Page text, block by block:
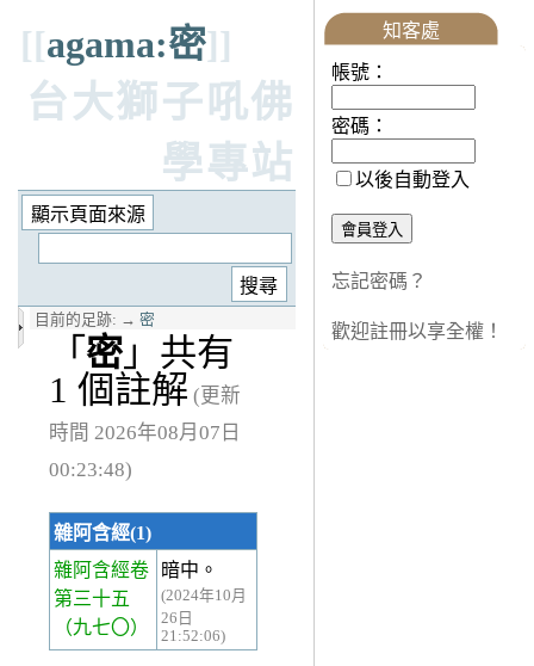
[[agama:密]]
台大獅子吼佛
學專站
目前的足跡: → 密
「 密 」共有
1 個註解 (更新
時間 2026年08月07日
00:23:48)
雜阿含經(1)
雜阿含經卷
第三十五
（九七〇）
暗中。
(2024年10月
26日
21:52:06)
知客處
帳號：
密碼：
以後自動登入
忘記密碼？
歡迎註冊以享全權！